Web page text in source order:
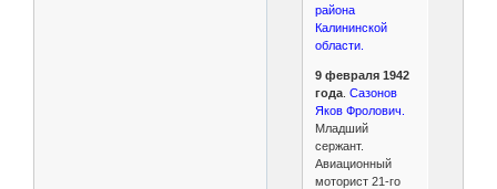
района
Калининской
области.
9 февраля 1942
года. Сазонов
Яков Фролович.
Младший
сержант.
Авиационный
моторист 21-го